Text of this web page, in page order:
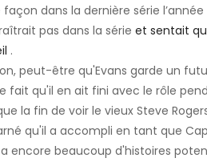
dans la dernière série
pas dans la série et sentait
.
peut-être qu'Evans garde un
fait qu'il en ait fini avec le rôle
la fin de voir le vieux Steve
qu'il a accompli en tant que
encore beaucoup d'histoires